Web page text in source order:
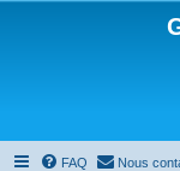
FAQ Nous